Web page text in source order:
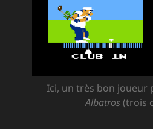
Ici, un très bon joueur
Albatros(trois